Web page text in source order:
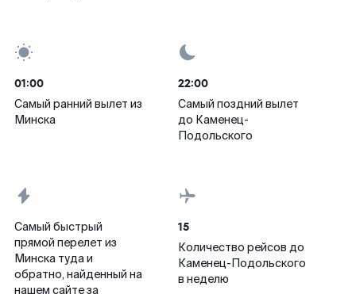
01:00
Самый ранний вылет из
Минска
22:00
Самый поздний вылет
до Каменец-
Подольского
Самый быстрый
прямой перелет из
Минска туда и
обратно, найденный на
нашем сайте за
15
Количество рейсов до
Каменец-Подольского
в неделю